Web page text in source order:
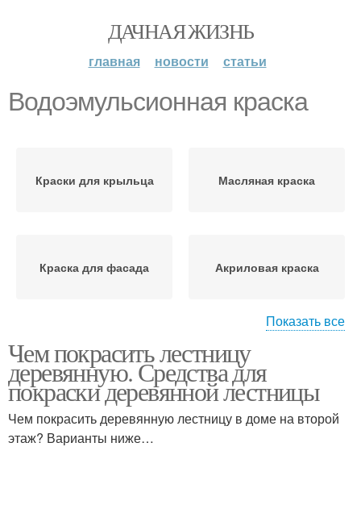
ДАЧНАЯ ЖИЗНЬ
главная новости статьи
Водоэмульсионная краска
Краски для крыльца Масляная краска
Краска для фасада Акриловая краска
Краска без разводов Краска для стен
Акриловые краски
Показать все
Чем покрасить лестницу
деревянную. Средства для
покраски деревянной лестницы
Чем покрасить деревянную лестницу в доме на второй
этаж? Варианты ниже…